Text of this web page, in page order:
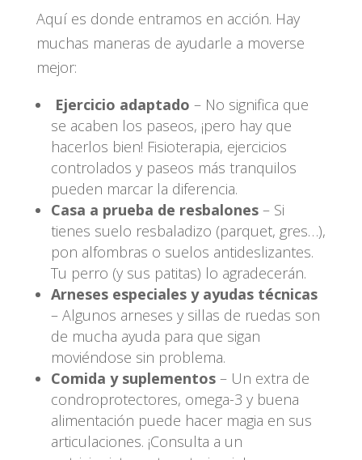
Aquí es donde entramos en acción. Hay
muchas maneras de ayudarle a moverse
mejor:
Ejercicio adaptado – No significa que
se acaben los paseos, ¡pero hay que
hacerlos bien! Fisioterapia, ejercicios
controlados y paseos más tranquilos
pueden marcar la diferencia.
Casa a prueba de resbalones– Si
tienes suelo resbaladizo (parquet, gres…),
pon alfombras o suelos antideslizantes.
Tu perro (y sus patitas) lo agradecerán.
Arneses especiales y ayudas técnicas
– Algunos arneses y sillas de ruedas son
de mucha ayuda para que sigan
moviéndose sin problema.
Comida y suplementos– Un extra de
condroprotectores, omega-3 y buena
alimentación puede hacer magia en sus
articulaciones. ¡Consulta a un